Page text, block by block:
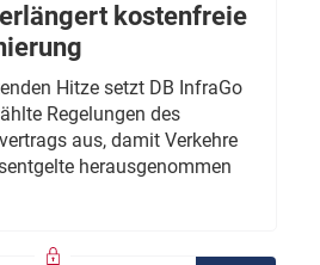
kostenfreie
Hitze setzt DB InfraGo
Regelungen des
aus, damit Verkehre
herausgenommen